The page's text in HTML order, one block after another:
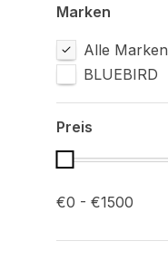
Marken
Alle Marken
BLUEBIRD
Preis
€0 - €1500